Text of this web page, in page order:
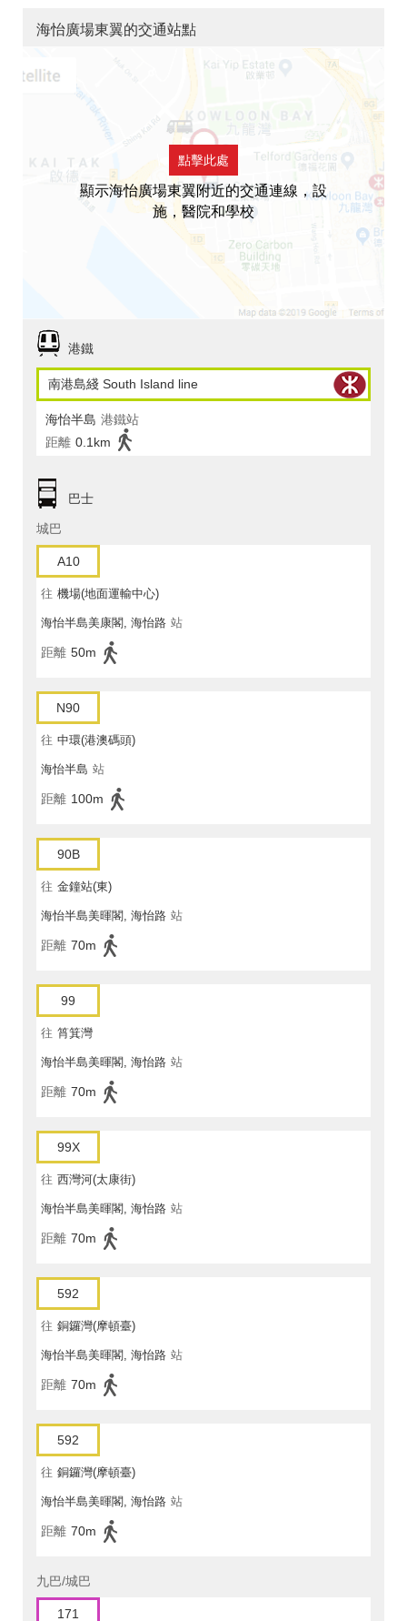
海怡廣場東翼的交通站點
點擊此處
顯示海怡廣場東翼附近的交通連線，設
施，醫院和學校
港鐵
南港島綫 South Island line
海怡半島 港鐵站
距離 0.1km
巴士
城巴
A10
往 機場(地面運輸中心)
海怡半島美康閣, 海怡路 站
距離 50m
N90
往 中環(港澳碼頭)
海怡半島 站
距離 100m
90B
往 金鐘站(東)
海怡半島美暉閣, 海怡路 站
距離 70m
99
往 筲箕灣
海怡半島美暉閣, 海怡路 站
距離 70m
99X
往 西灣河(太康街)
海怡半島美暉閣, 海怡路 站
距離 70m
592
往 銅鑼灣(摩頓臺)
海怡半島美暉閣, 海怡路 站
距離 70m
592
往 銅鑼灣(摩頓臺)
海怡半島美暉閣, 海怡路 站
距離 70m
九巴/城巴
171